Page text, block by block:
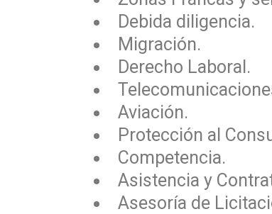
Debida diligencia.
Migración.
Derecho Laboral.
Aviación.
Protección al
Competencia.
Asistencia y
Asesoría de